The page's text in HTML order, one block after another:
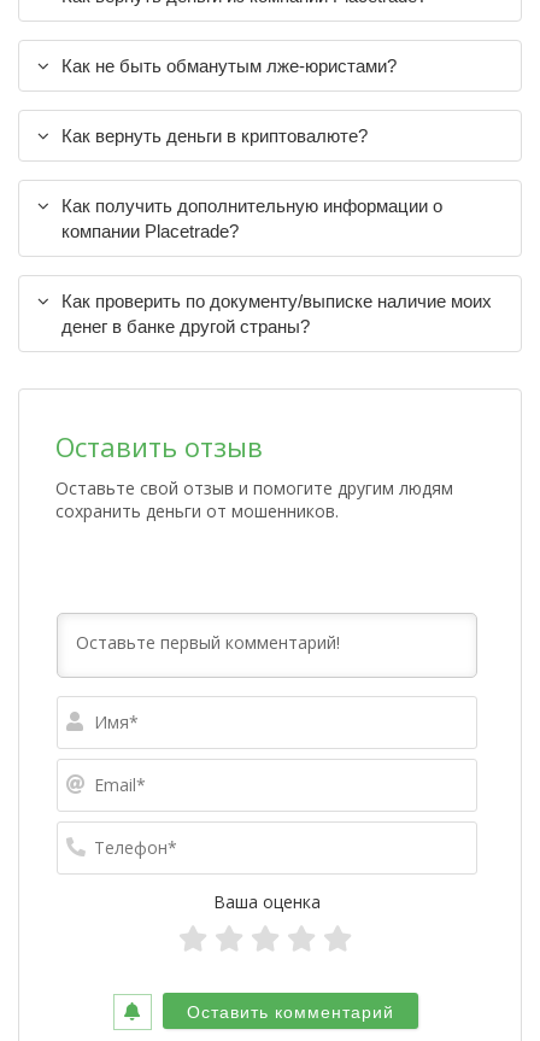
Как не быть обманутым лже-юристами?
Как вернуть деньги в криптовалюте?
Как получить дополнительную информации о
компании Placetrade?
Как проверить по документу/выписке наличие моих
денег в банке другой страны?
Оставить отзыв
Оставьте свой отзыв и помогите другим людям
сохранить деньги от мошенников.
Ваша оценка